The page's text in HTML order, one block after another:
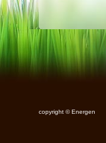
copyright © Energen